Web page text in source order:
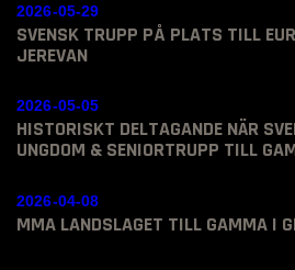
SVENSK TRUPP PÅ PLATS TILL
JEREVAN
2026-05-29
HISTORISKT DELTAGANDE NÄR
UNGDOM & SENIORTRUPP TILL
2026-05-05
MMA LANDSLAGET TILL GAMMA I
2026-04-08